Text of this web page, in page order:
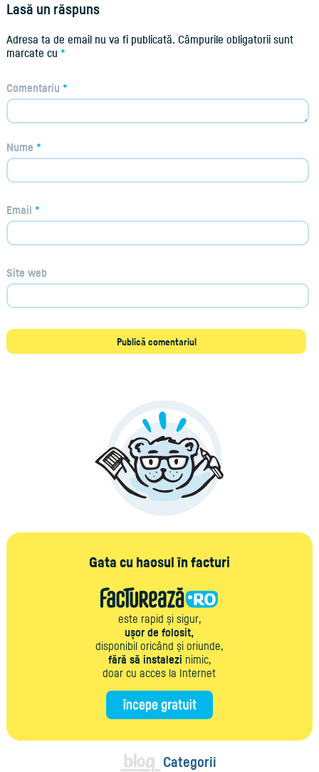
Lasă un răspuns
Adresa ta de email nu va fi publicată. Câmpurile obligatorii sunt
marcate cu *
Comentariu *
Nume *
Email *
Site web
Gata cu haosul în facturi
este rapid și sigur,
ușor de folosit,
disponibil oricând și oriunde,
fără să instalezi nimic,
doar cu acces la Internet
Categorii